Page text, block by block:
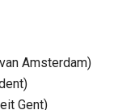
Amsterdam)
Gent)